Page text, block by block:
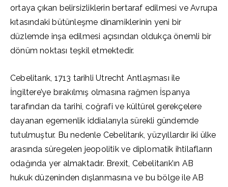
ortaya çıkan belirsizliklerin bertaraf edilmesi ve Avrupa
kıtasındaki bütünleşme dinamiklerinin yeni bir
düzlemde inşa edilmesi açısından oldukça önemli bir
dönüm noktası teşkil etmektedir.
Cebelitarık, 1713 tarihli Utrecht Antlaşması ile
İngiltere’ye bırakılmış olmasına rağmen İspanya
tarafından da tarihi, coğrafi ve kültürel gerekçelere
dayanan egemenlik iddialarıyla sürekli gündemde
tutulmuştur. Bu nedenle Cebelitarık, yüzyıllardır iki ülke
arasında süregelen jeopolitik ve diplomatik ihtilafların
odağında yer almaktadır. Brexit, Cebelitarık’ın AB
hukuk düzeninden dışlanmasına ve bu bölge ile AB